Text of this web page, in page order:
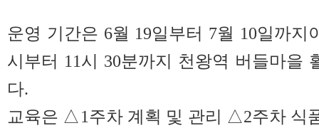
운영 기간은 6월 19일부터 7월 10일까지
시부터 11시 30분까지 천왕역 버들마을
다.
교육은 △1주차 계획 및 관리 △2주차 식